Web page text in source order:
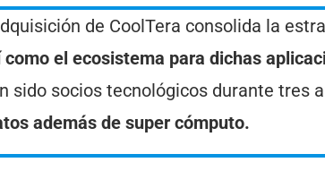
de CoolTera consolida la
como el ecosistema para dichas
sido socios tecnológicos durante tres
además de super cómputo.